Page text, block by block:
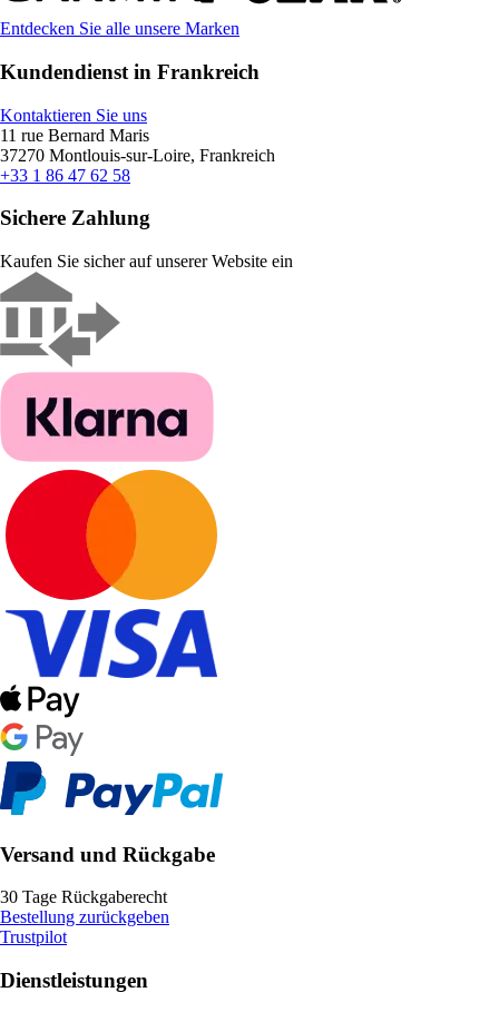
Entdecken Sie alle unsere Marken
Kundendienst in Frankreich
Kontaktieren Sie uns
11 rue Bernard Maris
37270 Montlouis-sur-Loire, Frankreich
+33 1 86 47 62 58
Sichere Zahlung
Kaufen Sie sicher auf unserer Website ein
Versand und Rückgabe
30 Tage Rückgaberecht
Bestellung zurückgeben
Trustpilot
Dienstleistungen